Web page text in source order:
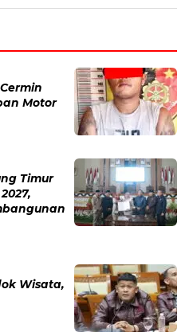
Motor
Timur
Wisata,